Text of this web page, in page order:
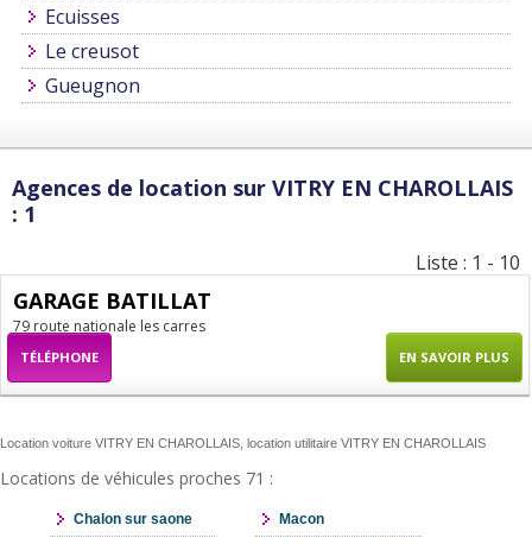
Ecuisses
Le creusot
Gueugnon
Agences de location sur VITRY EN CHAROLLAIS
: 1
Liste : 1 - 10
GARAGE BATILLAT
79 route nationale les carres
TÉLÉPHONE EN SAVOIR PLUS
Location voiture VITRY EN CHAROLLAIS, location utilitaire VITRY EN CHAROLLAIS
Locations de véhicules proches 71 :
Chalon sur saone Macon